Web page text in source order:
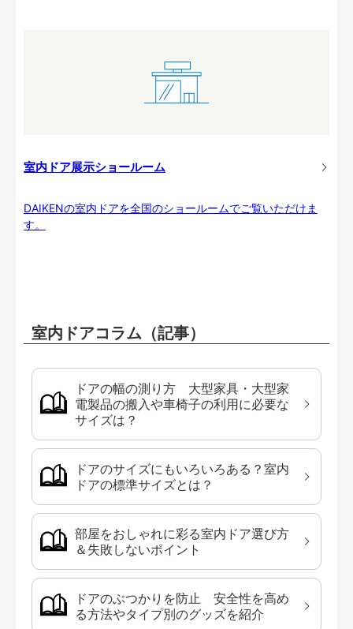
室内ドア展示ショールーム
DAIKENの室内ドアを全国のショールームでご覧いただけま
す。
室内ドアコラム（記事）
ドアの幅の測り方 大型家具・大型家
電製品の搬入や車椅子の利用に必要な
サイズは？
ドアのサイズにもいろいろある？室内
ドアの標準サイズとは？
部屋をおしゃれに彩る室内ドア選び方
＆失敗しないポイント
ドアのぶつかりを防止 安全性を高め
る方法やタイプ別のグッズを紹介